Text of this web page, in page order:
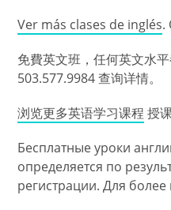
Ver más clases de inglés.
免費英文班，任何英文水
503.577.9984 查询详情。
浏览更多英语学习课程 授
Бесплатные уроки
определяется по
регистрации. Для